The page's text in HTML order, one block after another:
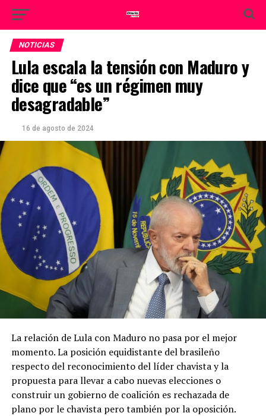
NOTICIAS
Lula escala la tensión con Maduro y
dice que “es un régimen muy
desagradable”
16 de agosto de 2024
La relación de Lula con Maduro no pasa por el mejor
momento. La posición equidistante del brasileño
respecto del reconocimiento del líder chavista y la
propuesta para llevar a cabo nuevas elecciones o
construir un gobierno de coalición es rechazada de
plano por le chavista pero también por la oposición.